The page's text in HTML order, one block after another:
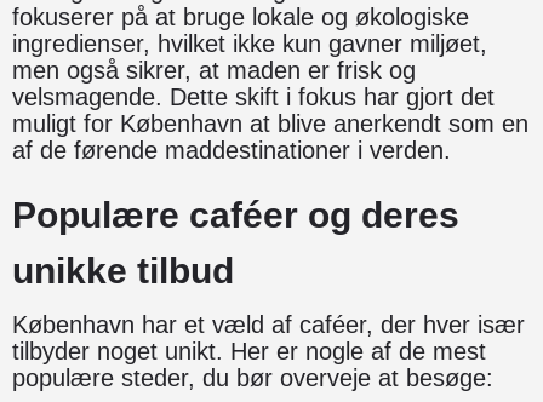
fokuserer på at bruge lokale og økologiske
ingredienser, hvilket ikke kun gavner miljøet,
men også sikrer, at maden er frisk og
velsmagende. Dette skift i fokus har gjort det
muligt for København at blive anerkendt som en
af de førende maddestinationer i verden.
Populære caféer og deres
unikke tilbud
København har et væld af caféer, der hver især
tilbyder noget unikt. Her er nogle af de mest
populære steder, du bør overveje at besøge: